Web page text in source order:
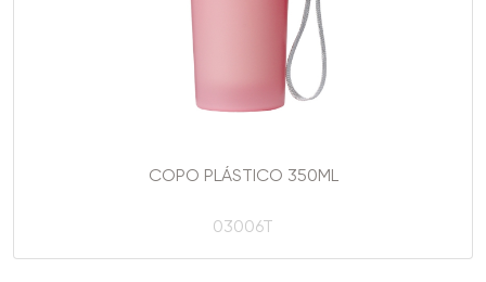
COPO PLÁSTICO 350ML
03006T